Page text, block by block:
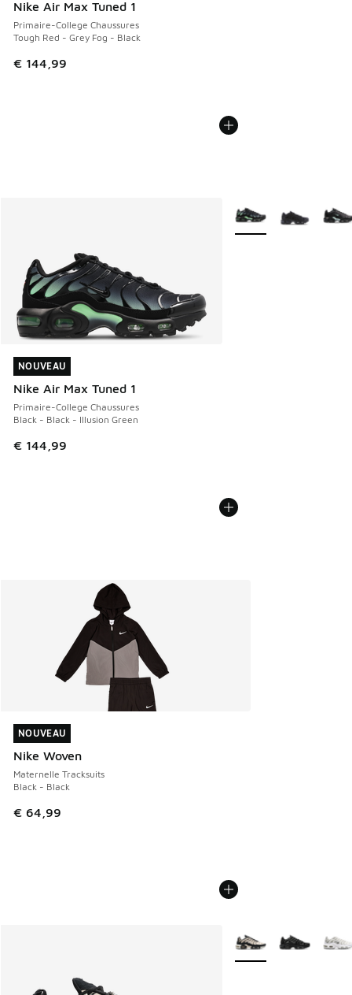
Nike Air Max Tuned 1
Primaire-College Chaussures
Tough Red - Grey Fog - Black
€ 144,99
NOUVEAU
Nike Air Max Tuned 1
Primaire-College Chaussures
Black - Black - Illusion Green
€ 144,99
NOUVEAU
Plus de couleurs
NOUVEAU
Nike Woven
Maternelle Tracksuits
Black - Black
€ 64,99
NOUVEAU
Plus de couleurs